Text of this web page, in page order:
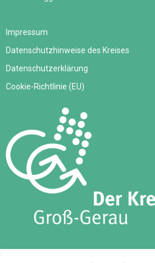
Impressum
Datenschutzhinweise des Kreises
Datenschutzerklärung
Cookie-Richtlinie (EU)